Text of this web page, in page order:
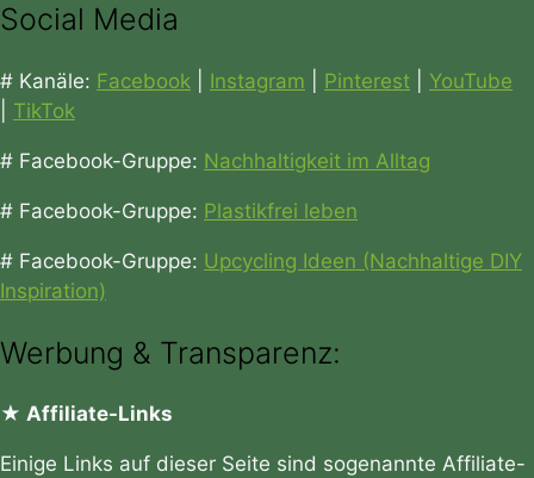
Social Media
# Kanäle: Facebook Instagram Pinterest
YouTube
TikTok
# Facebook-Gruppe: Nachhaltigkeit im Alltag
# Facebook-Gruppe: Plastikfrei leben
# Facebook-Gruppe: Upcycling Ideen (Nachhaltige DIY
Inspiration)
Werbung & Transparenz:
★ Affiliate-Links
Einige Links auf dieser Seite sind sogenannte Affiliate-